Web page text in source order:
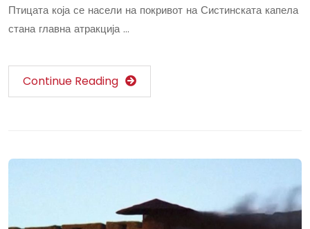
Птицата која се насели на покривот на Систинската капела
стана главна атракција …
Continue Reading